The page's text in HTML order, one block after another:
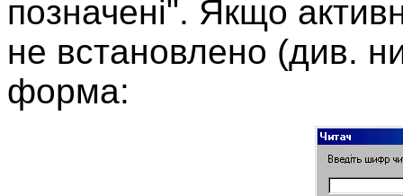
позначені". Якщо
не встановлено (див.
форма: